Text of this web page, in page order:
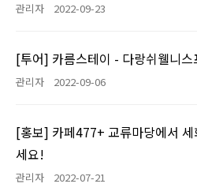
관리자 2022-09-23
[투어] 카름스테이 - 다랑쉬웰니
관리자 2022-09-06
[홍보] 카페477+ 교류마당에서
세요!
관리자 2022-07-21